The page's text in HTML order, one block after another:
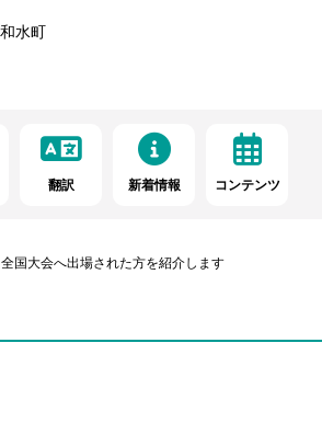
翻訳 新着情報 コンテンツ
全国大会へ出場された方を紹介します